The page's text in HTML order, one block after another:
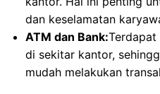
dan keselamatan
ATM dan Bank:Terdapat
di sekitar kantor,
mudah melakukan